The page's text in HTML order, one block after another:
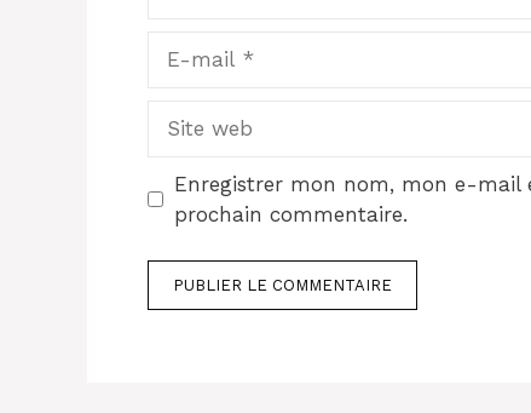
mail
web
Enregistrer mon nom, mon e-
prochain commentaire.